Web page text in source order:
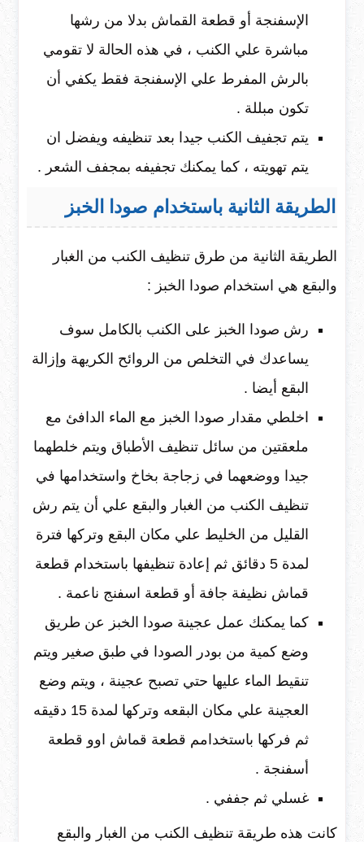
الإسفنجة أو قطعة القماش بدلا من رشها
مباشرة علي الكنب ، في هذه الحالة لا تقومي
بالرش المفرط علي الإسفنجة فقط يكفي أن
تكون مبللة .
يتم تجفيف الكنب جيدا بعد تنظيفه ويفضل ان
يتم تهويته ، كما يمكنك تجفيفه بمجفف الشعر .
الطريقة الثانية باستخدام صودا الخبز
الطريقة الثانية من طرق تنظيف الكنب من الغبار
والبقع هي استخدام صودا الخبز :
رش صودا الخبز على الكنب بالكامل سوف
يساعدك في التخلص من الروائح الكريهة وإزالة
البقع أيضا .
اخلطي مقدار صودا الخبز مع الماء الدافئ مع
ملعقتين من سائل تنظيف الأطباق ويتم خلطهما
جيدا ووضعهما في زجاجة بخاخ واستخدامها في
تنظيف الكنب من الغبار والبقع علي أن يتم رش
القليل من الخليط علي مكان البقع وتركها فترة
لمدة 5 دقائق ثم إعادة تنظيفها باستخدام قطعة
قماش نظيفة جافة أو قطعة اسفنج ناعمة .
كما يمكنك عمل عجينة صودا الخبز عن طريق
وضع كمية من بودر الصودا في طبق صغير ويتم
تنقيط الماء عليها حتي تصبح عجينة ، ويتم وضع
العجينة علي مكان البقعه وتركها لمدة 15 دقيقه
ثم فركها باستخدامم قطعة قماش اوو قطعة
أسفنجة .
غسلي ثم جففي .
كانت هذه طريقة تنظيف الكنب من الغبار والبقع